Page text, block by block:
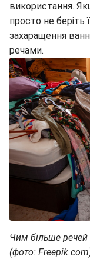
використання.
просто не беріть
захаращення
речами.
Чим більше речей
(фото: